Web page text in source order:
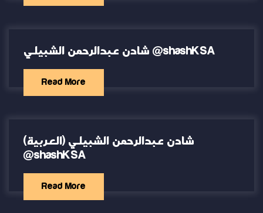
شادن عبدالرحمن الشبيلي @shashKSA
Read More
(العربية) شادن عبدالرحمن الشبيلي
@shashKSA
Read More